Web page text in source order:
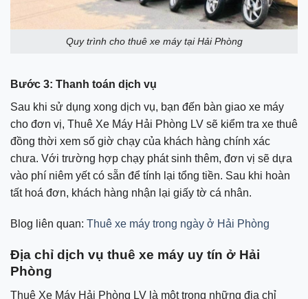
Quy trình cho thuê xe máy tại Hải Phòng
Bước 3: Thanh toán dịch vụ
Sau khi sử dụng xong dịch vụ, bạn đến bàn giao xe máy
cho đơn vị, Thuê Xe Máy Hải Phòng LV sẽ kiểm tra xe thuê
đồng thời xem số giờ chạy của khách hàng chính xác
chưa. Với trường hợp chạy phát sinh thêm, đơn vị sẽ dựa
vào phí niêm yết có sẵn để tính lại tổng tiền. Sau khi hoàn
tất hoá đơn, khách hàng nhận lại giấy tờ cá nhân.
Blog liên quan: Thuê xe máy trong ngày ở Hải Phòng
Địa chỉ dịch vụ thuê xe máy uy tín ở Hải
Phòng
Thuê Xe Máy Hải Phòng LV là một trong những địa chỉ